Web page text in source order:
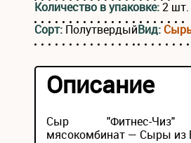
Количество в упаковке:2 шт.
Сорт: ПолутвердыйВид:
Описание
Сыр "Фитнес-Чиз"
мясокомбинат — Сыры из